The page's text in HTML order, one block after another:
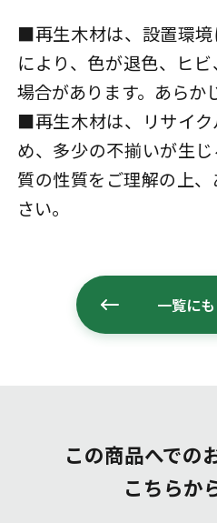
■再生木材は、設置環
により、色が退色、ヒ
場合があります。あらか
■再生木材は、リサイ
め、多少の不揃いが生
質の性質をご理解の上
さい。
一覧に
この商品へでの
こちらか